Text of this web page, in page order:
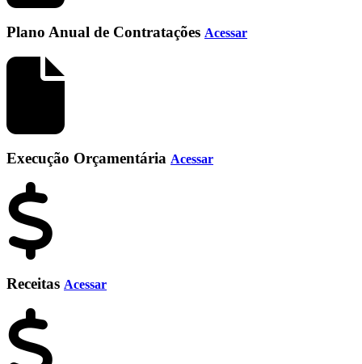
Plano Anual de Contratações Acessar
Execução Orçamentária Acessar
Receitas Acessar